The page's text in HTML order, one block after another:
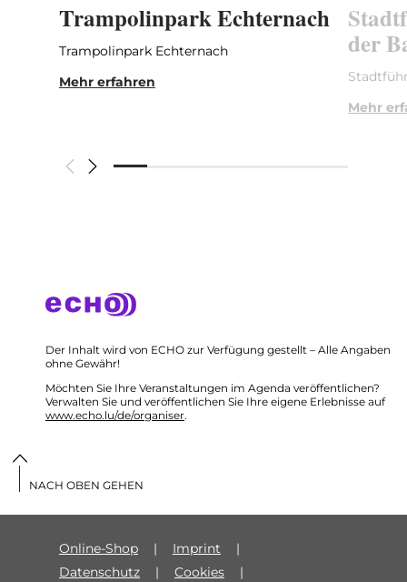
Trampolinpark Echternach
Trampolinpark Echternach
Mehr erfahren
der
Mehr
Der Inhalt wird von ECHO zur Verfügung gestellt – Alle Angaben
ohne Gewähr!
Möchten Sie Ihre Veranstaltungen im Agenda veröffentlichen?
Verwalten Sie und veröffentlichen Sie Ihre eigene Erlebnisse auf
www.echo.lu/de/organiser.
Online-Shop
Imprint
Datenschutz
Cookies
NACH OBEN GEHEN